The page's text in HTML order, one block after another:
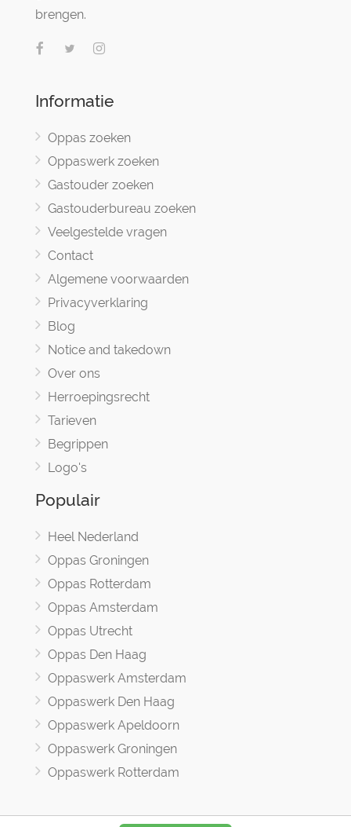
brengen.
Informatie
Oppas zoeken
Oppaswerk zoeken
Gastouder zoeken
Gastouderbureau zoeken
Veelgestelde vragen
Contact
Algemene voorwaarden
Privacyverklaring
Blog
Notice and takedown
Over ons
Herroepingsrecht
Tarieven
Begrippen
Logo's
Populair
Heel Nederland
Oppas Groningen
Oppas Rotterdam
Oppas Amsterdam
Oppas Utrecht
Oppas Den Haag
Oppaswerk Amsterdam
Oppaswerk Den Haag
Oppaswerk Apeldoorn
Oppaswerk Groningen
Oppaswerk Rotterdam